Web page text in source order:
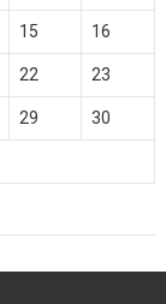
15 16
22 23
29 30